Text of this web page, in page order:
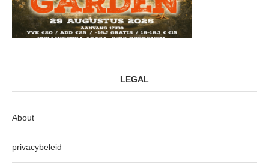
LEGAL
About
privacybeleid